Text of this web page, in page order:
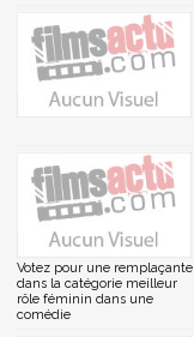
Votez pour une remplaçante
dans la catégorie meilleur
rôle féminin dans une
comédie